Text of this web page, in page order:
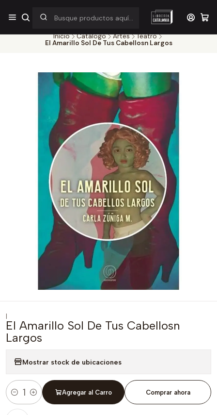
¡Por pocos días! Despacho a $1.000 en RM por compras sobre
$38.000
Inicio Catálogo Artes
Teatro
El Amarillo Sol De Tus Cabellosn Largos
|
El Amarillo Sol De Tus Cabellosn
Largos
Mostrar stock de ubicaciones
Cantidad
Agregar al Carro Comprar ahora